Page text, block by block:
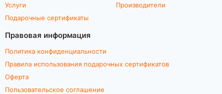
Услуги
Подарочные сертификаты
Производители
Правовая информация
Политика конфиденциальности
Правила использования подарочных сертификатов
Оферта
Пользовательское соглашение